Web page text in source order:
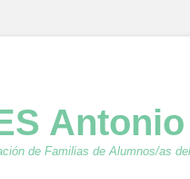
de Familias de Alumnos/as